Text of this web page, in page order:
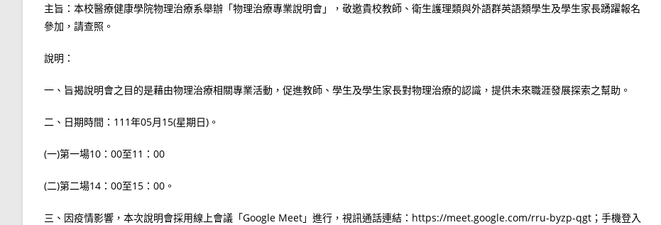
主旨：本校醫療健康學院物理治療系舉辦「物理治療專業說明會」，敬邀貴校教師、衛生護理類與外語群英語類學生及學生家長踴躍報名
參加，請查照。
說明：
一、旨揭說明會之目的是藉由物理治療相關專業活動，促進教師、學生及學生家長對物理治療的認識，提供未來職涯發展探索之幫助。
二、日期時間：111年05月15(星期日)。
(一)第一場10：00至11：00
(二)第二場14：00至15：00。
三、因疫情影響，本次說明會採用線上會議「Google Meet」進行，視訊通話連結：https://meet.google.com/rru-byzp-qgt；手機登入